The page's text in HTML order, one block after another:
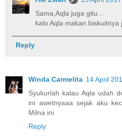
Sama,Aqla juga gitu...
kalo Aqla makan
Reply
Winda Carmelita 14 April
Syukurlah kalau Aqla udah
ini awetnyaaa sejak aku
Milna ini
Reply